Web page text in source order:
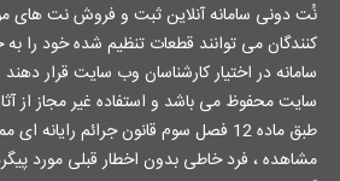
نُت دونی سامانه آنلاین ثبت و فروش نت های
کنندگان می توانند قطعات تنظیم شده خود را
سامانه در اختیار کارشناسان وب سایت قرار
سایت محفوظ می باشد و استفاده غیر مجاز از
طبق ماده 12 فصل سوم قانون جرائم
مشاهده ، فرد خاطی بدون اخطار قبلی مورد